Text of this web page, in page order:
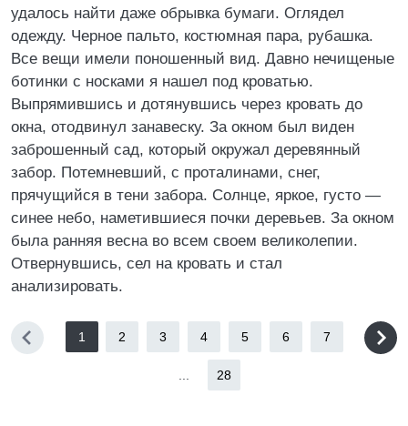
удалось найти даже обрывка бумаги. Оглядел
одежду. Черное пальто, костюмная пара, рубашка.
Все вещи имели поношенный вид. Давно нечищеные
ботинки с носками я нашел под кроватью.
Выпрямившись и дотянувшись через кровать до
окна, отодвинул занавеску. За окном был виден
заброшенный сад, который окружал деревянный
забор. Потемневший, с проталинами, снег,
прячущийся в тени забора. Солнце, яркое, густо —
синее небо, наметившиеся почки деревьев. За окном
была ранняя весна во всем своем великолепии.
Отвернувшись, сел на кровать и стал
анализировать.
1 2 3 4 5 6 7
28